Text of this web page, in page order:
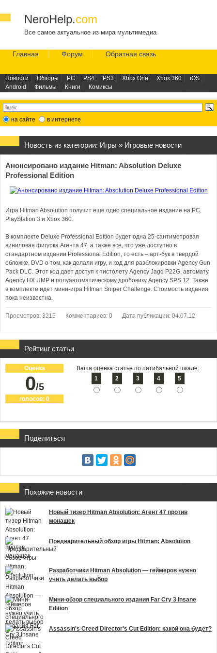
NeroHelp.com
Все самое актуальное из мира мультимедиа
Главная Форум Обратная связь
Новости Обзоры PC PS4 PS3 Xbox One Xbox 360
iOS
Android
Фильмы Книги Комиксы
на сайте в интернете
Новость из категории: Игры » Игровые новости
Анонсировано издание Hitman: Absolution Deluxe
Professional Edition
Игра Hitman Absolution получит еще одно специальное издание на PC,
PlayStation 3 и Xbox 360.
В комплекте Deluxe Professional Edition будет одна 25-сантиметровая
виниловая фигурка Агента 47, а также все, что уже доступно в
стандартном издании Professional Edition, то есть – арт-бук в твердой
обложке, DVD о том, как делали игру, и код для разблокировки Agency Gun
Pack DLC. Этот код дает доступ к пистолету Agency Jagd P22G, автомату
Agency HX UMP и полуавтоматическому дробовику Agency SPS 12. Также
в комплекте идет мини-игра Hitman Sniper Challenge. Стоимость издания
пока неизвестна.
Просмотров: 3215 Комментариев: 0 Дата публикации: 04.07.12
Рейтинг статьи
Оценка
0/5
голосов: 0
Ваша оценка статье по пятибальной шкале:
1
2 3 4 5
Поделиться
Похожие новости
Новый тизер Hitman Absolution: Агент 47 против
монашек
Предварительный обзор игры Hitman: Absolution
Разработчики Hitman Absolution — геймеров нужно
учить делать выбор
Мини-обзор специального издания Far Cry 3 Insane
Edition
Assassin's Creed Director's Cut Edition: какой она будет?